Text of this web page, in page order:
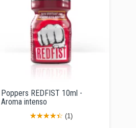
Poppers REDFIST 10ml -
Aroma intenso
(1)